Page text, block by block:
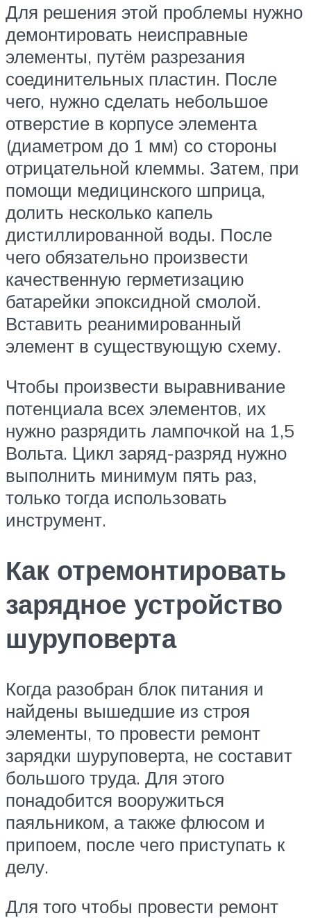
Для решения этой проблемы нужно
демонтировать неисправные
элементы, путём разрезания
соединительных пластин. После
чего, нужно сделать небольшое
отверстие в корпусе элемента
(диаметром до 1 мм) со стороны
отрицательной клеммы. Затем, при
помощи медицинского шприца,
долить несколько капель
дистиллированной воды. После
чего обязательно произвести
качественную герметизацию
батарейки эпоксидной смолой.
Вставить реанимированный
элемент в существующую схему.
Чтобы произвести выравнивание
потенциала всех элементов, их
нужно разрядить лампочкой на 1,5
Вольта. Цикл заряд-разряд нужно
выполнить минимум пять раз,
только тогда использовать
инструмент.
Как отремонтировать
зарядное устройство
шуруповерта
Когда разобран блок питания и
найдены вышедшие из строя
элементы, то провести ремонт
зарядки шуруповерта, не составит
большого труда. Для этого
понадобится вооружиться
паяльником, а также флюсом и
припоем, после чего приступать к
делу.
Для того чтобы провести ремонт